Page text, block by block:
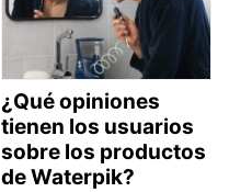
¿Qué opiniones
tienen los usuarios
sobre los productos
de Waterpik?